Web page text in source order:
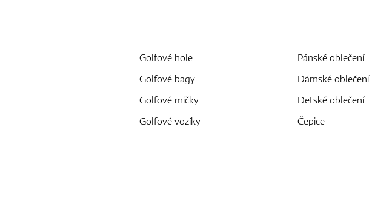
Golfové hole
Golfové bagy
Golfové míčky
Golfové vozíky
Pánské oblečení
Dámské oblečení
Detské oblečení
Čepice